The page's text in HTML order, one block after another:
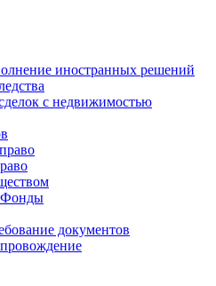
иностранных решений
с недвижимостью
Фонды
документов